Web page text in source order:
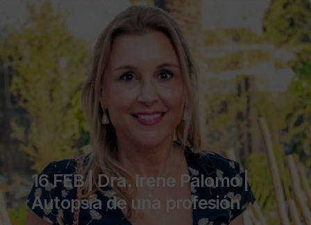
16 FEB | Dra. Irene Palomo |
Autopsia de una profesión